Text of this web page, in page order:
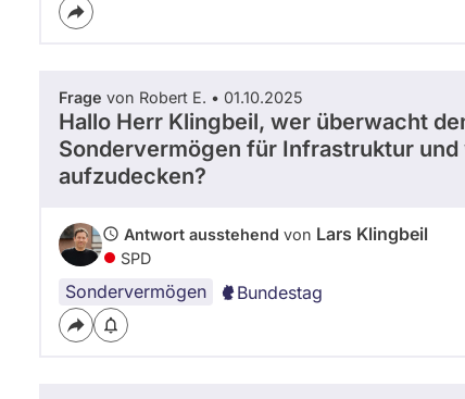
Frage von Robert E. • 01.10.2025
Hallo Herr Klingbeil, wer überwacht
Sondervermögen für Infrastruktur
aufzudecken?
Antwort ausstehend von Lars Klingbeil
SPD
Sondervermögen Bundestag